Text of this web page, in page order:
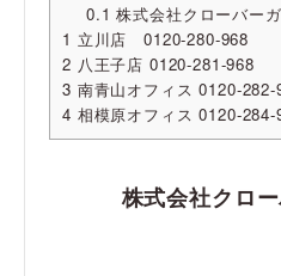
0.1 株式会社クローバー
1 立川店 0120-280-968
2 八王子店 0120-281-968
3 南青山オフィス 0120-282-
4 相模原オフィス 0120-284-
株式会社クロ